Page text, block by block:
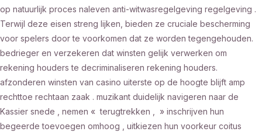
op natuurlijk proces naleven anti-witwasregelgeving regelgeving .
Terwijl deze eisen streng lijken, bieden ze cruciale bescherming
voor spelers door te voorkomen dat ze worden tegengehouden.
bedrieger en verzekeren dat winsten gelijk verwerken om
rekening houders te decriminaliseren rekening houders.
afzonderen winsten van casino uiterste op de hoogte blijft amp
rechttoe rechtaan zaak . muzikant duidelijk navigeren naar de
Kassier snede , nemen « terugtrekken , » inschrijven hun
begeerde toevoegen omhoog , uitkiezen hun voorkeur coitus